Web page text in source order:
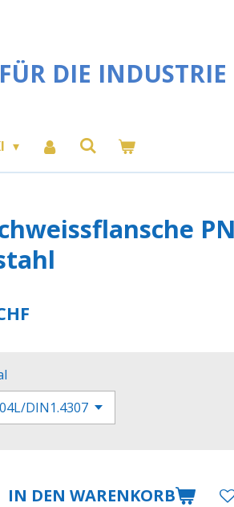
DIE INDUSTRIE
IN DEN WARENKORB